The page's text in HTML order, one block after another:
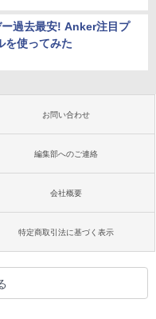
過去最安! Anker注目プ
を使ってみた
お問い合わせ
編集部へのご連絡
会社概要
特定商取引法に基づく表示